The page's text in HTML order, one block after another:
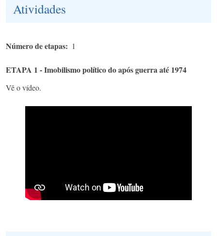
Atividades
Número de etapas 1
ETAPA 1 - Imobilismo político do após guerra até 1974
Vê o vídeo.